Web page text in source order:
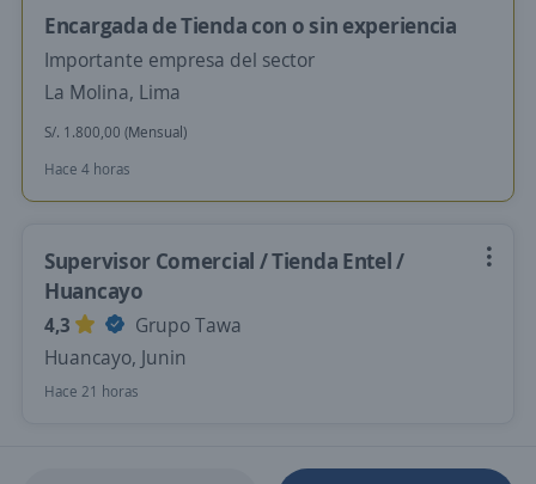
Encargada de Tienda con o sin experiencia
Importante empresa del sector
La Molina, Lima
S/. 1.800,00 (Mensual)
Hace 4 horas
Supervisor Comercial / Tienda Entel /
Huancayo
4,3
Grupo Tawa
Huancayo, Junin
Hace 21 horas